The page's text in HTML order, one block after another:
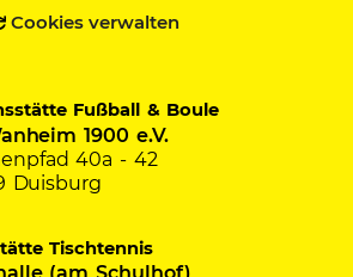
Cookies verwalten
Fußball & Boule
1900 e.V.
40a - 42
Duisburg
Tischtennis